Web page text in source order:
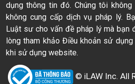
dụng thông tin đó. Chúng tôi
không cung cấp dịch vụ pháp lý.
Luật sư cho vấn đề pháp lý mà bạn
lòng tham khảo Điều khoản sử
khi sử dụng website.
© iLAW Inc. All